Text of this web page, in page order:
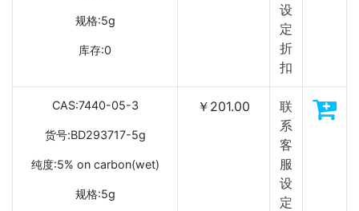
规格:5g
库存:0
设
定
折
扣
CAS:7440-05-3
货号:BD293717-5g
纯度:5% on carbon(wet)
规格:5g
￥201.00
联
系
客
服
设
定